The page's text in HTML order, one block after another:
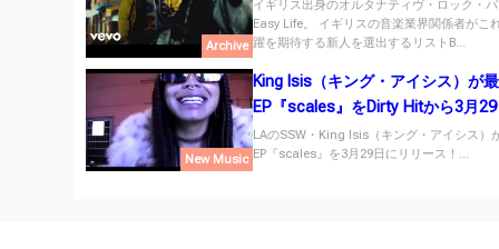
Archive
イギリス出身のオルタナティヴ・ロック・
Easy Life。 イギリスの音楽業界関係者がこ
躍を期待する新人を選出するリストB...
New Music
King Isis（キング・アイシス）が
EP『scales』をDirty Hitから3月
リース！
LAのSSW・King Isis（キング・アイシス）
EP『scales』を3月29日にリリース！...